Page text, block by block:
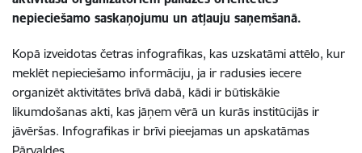
nepieciešamo saskaņojumu un atļauju saņemšanā.
Kopā izveidotas četras infografikas, kas uzskatāmi attēlo, kur
meklēt nepieciešamo informāciju, ja ir radusies iecere
organizēt aktivitātes brīvā dabā, kādi ir būtiskākie
likumdošanas akti, kas jāņem vērā un kurās institūcijās ir
jāvēršas. Infografikas ir brīvi pieejamas un apskatāmas
Pārvaldes